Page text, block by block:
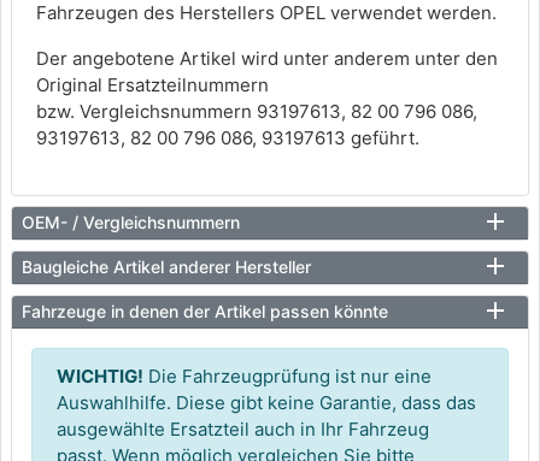
Fahrzeugen des Herstellers OPEL verwendet werden.
Der angebotene Artikel wird unter anderem unter den
Original Ersatzteilnummern
bzw. Vergleichsnummern 93197613, 82 00 796 086,
93197613, 82 00 796 086, 93197613 geführt.
OEM- / Vergleichsnummern
Baugleiche Artikel anderer Hersteller
Fahrzeuge in denen der Artikel passen könnte
WICHTIG! Die Fahrzeugprüfung ist nur eine
Auswahlhilfe. Diese gibt keine Garantie, dass das
ausgewählte Ersatzteil auch in Ihr Fahrzeug
passt. Wenn möglich vergleichen Sie bitte